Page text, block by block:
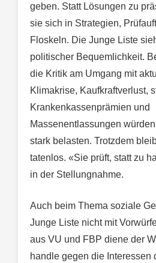
geben. Statt Lösungen zu
sie sich in Strategien,
Floskeln. Die Junge Liste
politischer Bequemlichkeit.
die Kritik am Umgang mit
Klimakrise, Kaufkraftverlust,
Krankenkassenprämien und
Massenentlassungen
stark belasten. Trotzdem
tatenlos. «Sie prüft, statt zu
in der Stellungnahme.
Auch beim Thema soziale
Junge Liste nicht mit
aus VU und FBP diene der
handle gegen die Interessen